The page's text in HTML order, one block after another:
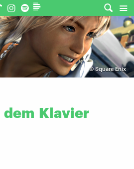
©Square Enix
dem Klavier